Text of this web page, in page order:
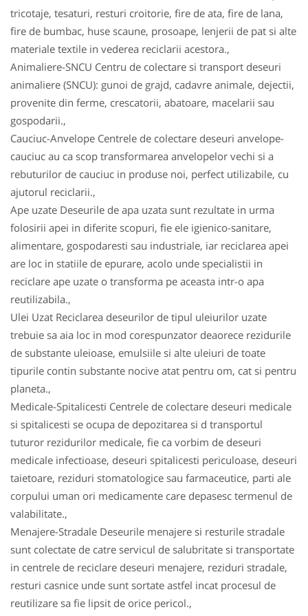
tricotaje, tesaturi, resturi croitorie, fire de ata, fire de lana,
fire de bumbac, huse scaune, prosoape, lenjerii de pat si alte
materiale textile in vederea reciclarii acestora.,
Animaliere-SNCU Centru de colectare si transport deseuri
animaliere (SNCU): gunoi de grajd, cadavre animale, dejectii,
provenite din ferme, crescatorii, abatoare, macelarii sau
gospodarii.,
Cauciuc-Anvelope Centrele de colectare deseuri anvelope-
cauciuc au ca scop transformarea anvelopelor vechi si a
rebuturilor de cauciuc in produse noi, perfect utilizabile, cu
ajutorul reciclarii.,
Ape uzate Deseurile de apa uzata sunt rezultate in urma
folosirii apei in diferite scopuri, fie ele igienico-sanitare,
alimentare, gospodaresti sau industriale, iar reciclarea apei
are loc in statiile de epurare, acolo unde specialistii in
reciclare ape uzate o transforma pe aceasta intr-o apa
reutilizabila.,
Ulei Uzat Reciclarea deseurilor de tipul uleiurilor uzate
trebuie sa aia loc in mod corespunzator deaorece rezidurile
de substante uleioase, emulsiile si alte uleiuri de toate
tipurile contin substante nocive atat pentru om, cat si pentru
planeta.,
Medicale-Spitalicesti Centrele de colectare deseuri medicale
si spitalicesti se ocupa de depozitarea si d transportul
tuturor rezidurilor medicale, fie ca vorbim de deseuri
medicale infectioase, deseuri spitalicesti periculoase, deseuri
taietoare, reziduri stomatologice sau farmaceutice, parti ale
corpului uman ori medicamente care depasesc termenul de
valabilitate.,
Menajere-Stradale Deseurile menajere si resturile stradale
sunt colectate de catre servicul de salubritate si transportate
in centrele de reciclare deseuri menajere, reziduri stradale,
resturi casnice unde sunt sortate astfel incat procesul de
reutilizare sa fie lipsit de orice pericol.,